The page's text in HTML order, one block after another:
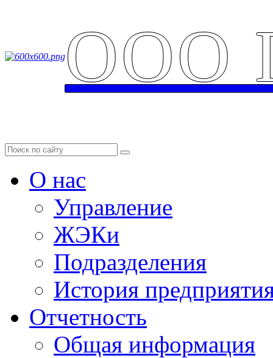
ООО
О нас
Управление
ЖЭКи
Подразделения
История
Отчетность
Общая информация